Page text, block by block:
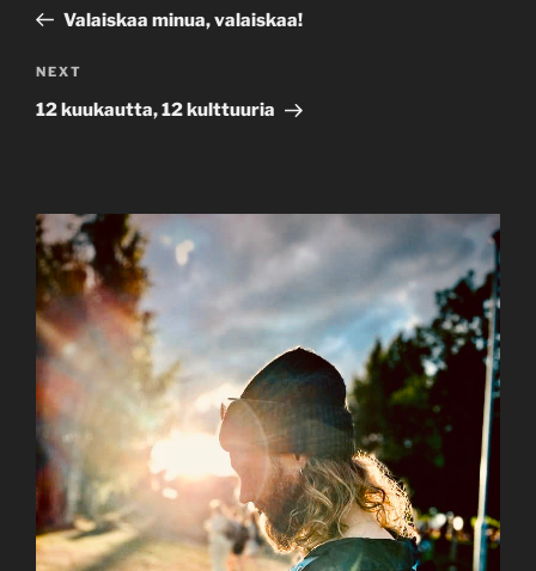
PostValaiskaa minua, valaiskaa!
Next
Post
NEXT
12 kuukautta, 12 kulttuuria